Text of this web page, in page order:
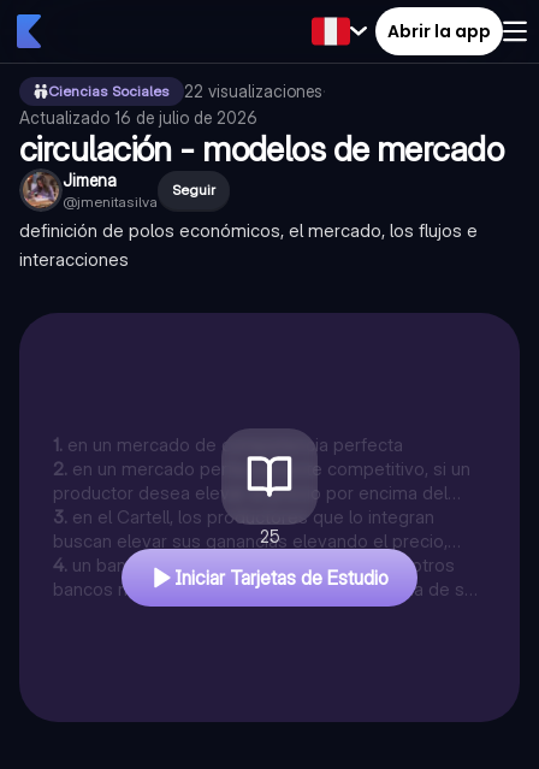
Abrir la app
Ciencias Sociales 22 visualizaciones·
Actualizado 16 de julio de 2026
circulación - modelos de mercado
Jimena
@jmenitasilva
Seguir
definición de polos económicos, el mercado, los flujos e
interacciones
1. en un mercado de competencia perfecta
2. en un mercado perfectamente competitivo, si un
productor desea elevar el precio por encima del
mercado, verá reducido su nivel de ventas, debido a
que su producto
3. en el Cartell, los productores que lo integran
buscan elevar sus ganancias elevando el precio,
para lograrlo:
4. un banco que controla las actividades de otros
bancos mediante la adquisición de la mayoría de sus
acciones; esto constituye un:
25
Iniciar Tarjetas de Estudio